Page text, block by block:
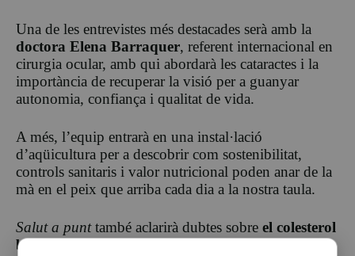
Una de les entrevistes més destacades serà amb la
doctora Elena Barraquer, referent internacional en
cirurgia ocular, amb qui abordarà les cataractes i la
importància de recuperar la visió per a guanyar
autonomia, confiança i qualitat de vida.
A més, l’equip entrarà en una instal·lació
d’aqüicultura per a descobrir com sostenibilitat,
controls sanitaris i valor nutricional poden anar de la
mà en el peix que arriba cada dia a la nostra taula.
Salut a punttambé aclarirà dubtes sobre el colesterol
bo i el colesterol roín, desmontant mites habituals i